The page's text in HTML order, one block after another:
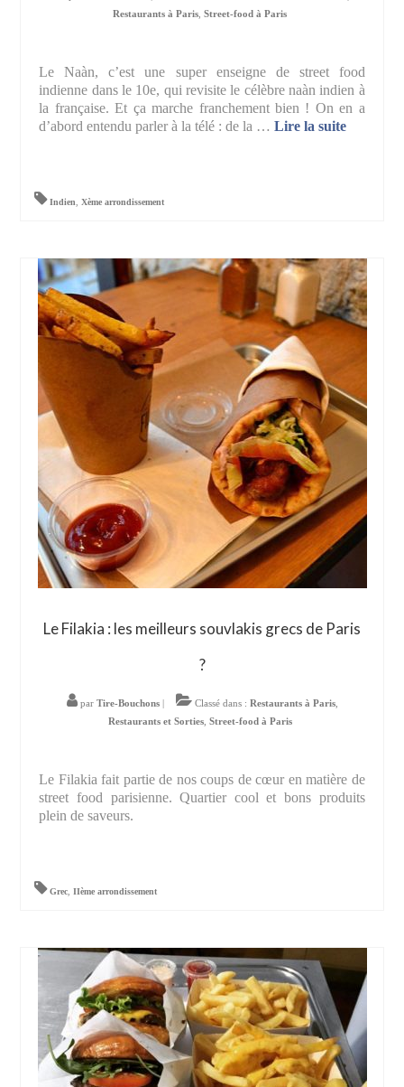
Restaurants à Paris Street-food à Paris
Le Naàn, c’est une super enseigne de street food
indienne dans le 10e, qui revisite le célèbre naàn indien à
la française. Et ça marche franchement bien ! On en a
d’abord entendu parler à la télé : de la …Lire la suite­­
Indien,Xème arrondissement
Le Filakia : les meilleurs souvlakis grecs de Paris
?
par Tire-Bouchons| Classé dans : Restaurants à Paris,
Restaurants et Sorties, Street-food à Paris
Le Filakia fait partie de nos coups de cœur en matière de
street food parisienne. Quartier cool et bons produits
plein de saveurs.
Grec,IIème arrondissement